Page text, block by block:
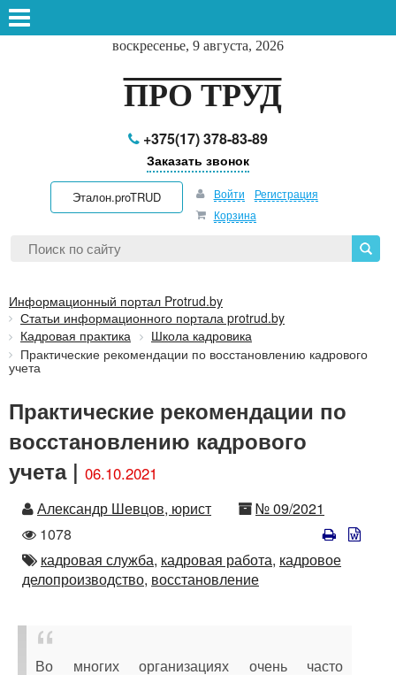
воскресенье, 9 августа, 2026
ПРО ТРУД
+375(17) 378-83-89
Заказать звонок
Эталон.proTRUD Войти
Регистрация
Корзина
Информационный портал Protrud.by
Статьи информационного портала protrud.by
Кадровая практика
Школа кадровика
Практические рекомендации по восстановлению кадрового
учета
Практические рекомендации по
восстановлению кадрового
учета | 06.10.2021
Автор
Александр Шевцов, юрист Номер
№ 09/2021
Количество
просмотров
1078
Автор
кадровая служба, кадровая работа, кадровое
делопроизводство, восстановление
Во многих организациях очень часто